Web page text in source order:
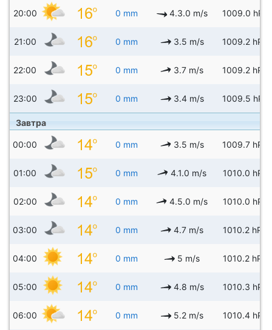
20:00 0 mm 4.3.0 m/s 1009.0 hPa
21:00 0 mm 3.5 m/s 1009.2 hPa
22:00 0 mm 3.7 m/s 1009.2 hPa
23:00 0 mm 3.4 m/s 1009.5 hPa
Завтра
00:00 0 mm 3.5 m/s 1009.7 hPa
01:00 0 mm 4.1.0 m/s 1010.0 hPa
02:00 0 mm 4.5.0 m/s 1010.0 hPa
03:00 0 mm 4.7 m/s 1010.2 hPa
04:00 0 mm 5 m/s 1010.2 hPa
05:00 0 mm 4.8 m/s 1010.3 hPa
06:00 0 mm 5.2 m/s 1010.4 hPa